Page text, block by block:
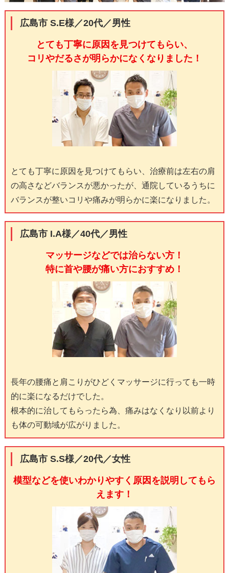
広島市 S.E様／20代／男性
とても丁寧に原因を見つけてもらい、
コリやだるさが明らかになくなりました！
とても丁寧に原因を見つけてもらい、治療前は左右の肩
の高さなどバランスが悪かったが、通院しているうちに
バランスが整いコリや痛みが明らかに楽になりました。
広島市 I.A様／40代／男性
マッサージなどでは治らない方！
特に首や腰が痛い方におすすめ！
長年の腰痛と肩こりがひどくマッサージに行っても一時
的に楽になるだけでした。
根本的に治してもらったら為、痛みはなくなり以前より
も体の可動域が広がりました。
広島市 S.S様／20代／女性
模型などを使いわかりやすく原因を説明してもら
えます！